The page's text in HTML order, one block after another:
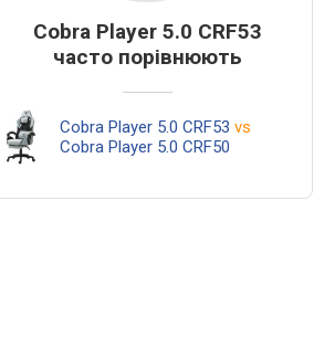
Cobra Player 5.0 CRF53
часто порівнюють
Cobra Player 5.0 CRF53 vs
Cobra Player 5.0 CRF50